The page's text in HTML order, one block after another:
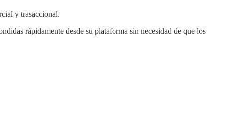
y trasaccional.
rápidamente desde su plataforma sin necesidad de que los